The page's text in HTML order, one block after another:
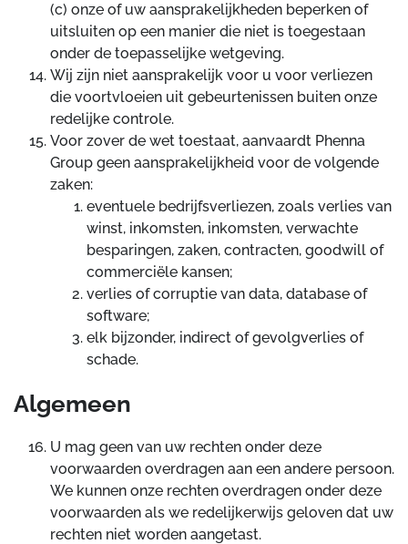
(c) onze of uw aansprakelijkheden beperken of
uitsluiten op een manier die niet is toegestaan
onder de toepasselijke wetgeving.
Wij zijn niet aansprakelijk voor u voor verliezen
die voortvloeien uit gebeurtenissen buiten onze
redelijke controle.
Voor zover de wet toestaat, aanvaardt Phenna
Group geen aansprakelijkheid voor de volgende
zaken:
eventuele bedrijfsverliezen, zoals verlies van
winst, inkomsten, inkomsten, verwachte
besparingen, zaken, contracten, goodwill of
commerciële kansen;
verlies of corruptie van data, database of
software;
elk bijzonder, indirect of gevolgverlies of
schade.
Algemeen
U mag geen van uw rechten onder deze
voorwaarden overdragen aan een andere persoon.
We kunnen onze rechten overdragen onder deze
voorwaarden als we redelijkerwijs geloven dat uw
rechten niet worden aangetast.